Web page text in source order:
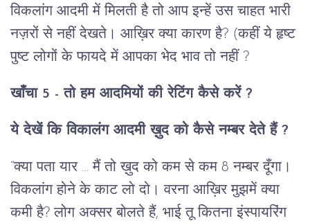
विकलांग आदमी में मिलती है तो आप इन्हें उस चाहत भारी
नज़रों से नहीं देखते। आख़िर क्या कारण है? (कहीं ये हृष्ट
पुष्ट लोगों के फायदे में आपका भेद भाव तो नहीं ?
खाँचा 5 - तो हम आदमियों की रेटिंग कैसे करें ?
ये देखें कि विकालंग आदमी ख़ुद को कैसे नम्बर देते हैं ?
“क्या पता यार … मैं तो ख़ुद को कम से कम 8 नम्बर दूँगा।
विकलांग होने के काट लो दो। वरना आख़िर मुझमें क्या
कमी है? लोग अक्सर बोलते हैं, भाई तू कितना इंस्पायरिंग